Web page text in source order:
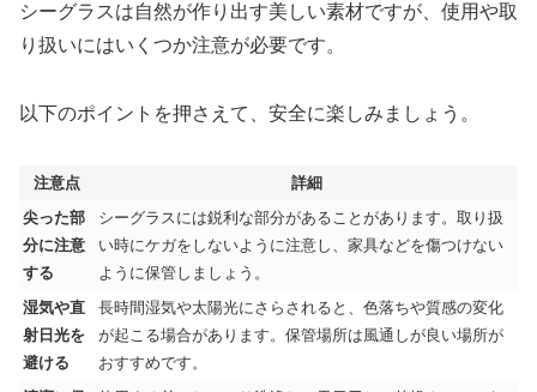
シーグラスは自然が作り出す美しい素材ですが、使用や取
り扱いにはいくつか注意が必要です。
以下のポイントを押さえて、安全に楽しみましょう。
注意点
詳細
尖った部
分に注意
する
シーグラスには鋭利な部分があることがあります。取り扱
い時にケガをしないように注意し、家具などを傷つけない
ように保管しましょう。
湿気や直
射日光を
避ける
長時間湿気や太陽光にさらされると、色落ちや質感の変化
が起こる場合があります。保管場所は風通しが良い場所が
おすすめです。